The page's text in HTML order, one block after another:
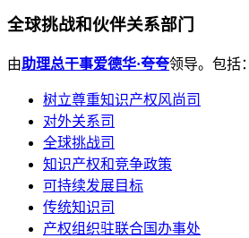
全球挑战和伙伴关系部门
由助理总干事爱德华·夸夸领导。包括：
树立尊重知识产权风尚司
对外关系司
全球挑战司
知识产权和竞争政策
可持续发展目标
传统知识司
产权组织驻联合国办事处